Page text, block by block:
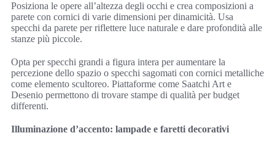
Posiziona le opere all’altezza degli occhi e crea composizioni a
parete con cornici di varie dimensioni per dinamicità. Usa
specchi da parete per riflettere luce naturale e dare profondità alle
stanze più piccole.
Opta per specchi grandi a figura intera per aumentare la
percezione dello spazio o specchi sagomati con cornici metalliche
come elemento scultoreo. Piattaforme come Saatchi Art e
Desenio permettono di trovare stampe di qualità per budget
differenti.
Illuminazione d’accento: lampade e faretti decorativi